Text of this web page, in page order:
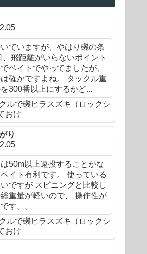
ていますが、やはり磯の条
飛距離がいらないポイント
ベイトでやってましたが、
確かですよね。 タックル重
300番以上にするかど...
ルで磯ヒラスズキ（ロックシ
おけ
り
50m以上遠投することがな
イト有利です。 使っている
ですが スピニングと比較し
重量が軽いので、 操作性が
す。。
ルで磯ヒラスズキ（ロックシ
おけ